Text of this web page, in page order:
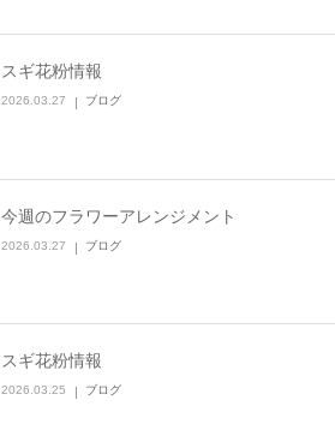
スギ花粉情報
2026.03.27 ブログ
今週のフラワーアレンジメント
2026.03.27 ブログ
スギ花粉情報
2026.03.25 ブログ